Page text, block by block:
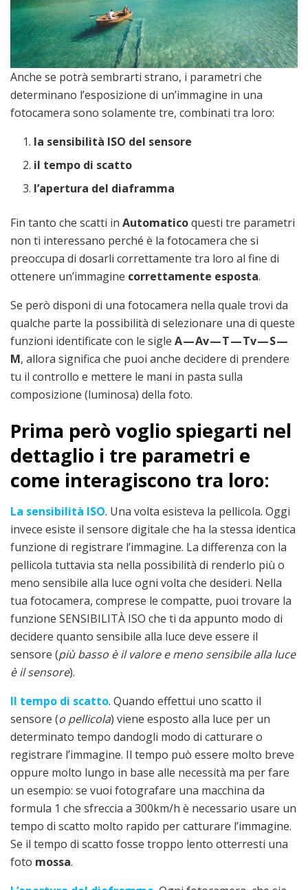
Anche se potrà sembrarti strano, i parametri che
determinano l’esposizione di un’immagine in una
fotocamera sono solamente tre, combinati tra loro:
la sensibilità ISO del sensore
il tempo di scatto
l’apertura del diaframma
Fin tanto che scatti in Automaticoquesti tre parametri
non ti interessano perché è la fotocamera che si
preoccupa di dosarli correttamente tra loro al fine di
ottenere un’immagine correttamente esposta.
Se però disponi di una fotocamera nella quale trovi da
qualche parte la possibilità di selezionare una di queste
funzioni identificate con le sigle A — Av — T — Tv — S —
M, allora significa che puoi anche decidere di prendere
tu il controllo e mettere le mani in pasta sulla
composizione (luminosa) della foto.
Prima però voglio spiegarti nel
dettaglio i tre parametri e
come interagiscono tra loro:
La sensibilità ISO. Una volta esisteva la pellicola. Oggi
invece esiste il sensore digitale che ha la stessa identica
funzione di registrare l’immagine. La differenza con la
pellicola tuttavia sta nella possibilità di renderlo più o
meno sensibile alla luce ogni volta che desideri. Nella
tua fotocamera, comprese le compatte, puoi trovare la
funzione SENSIBILITÀ ISO che ti da appunto modo di
decidere quanto sensibile alla luce deve essere il
sensore (più basso è il valore e meno sensibile alla luce
è il sensore).
Il tempo di scatto. Quando effettui uno scatto il
sensore (o pellicola) viene esposto alla luce per un
determinato tempo dandogli modo di catturare o
registrare l’immagine. Il tempo può essere molto breve
oppure molto lungo in base alle necessità ma per fare
un esempio: se vuoi fotografare una macchina da
formula 1 che sfreccia a 300km/h è necessario usare un
tempo di scatto molto rapido per catturare l’immagine.
Se il tempo di scatto fosse troppo lento otterresti una
foto mossa.